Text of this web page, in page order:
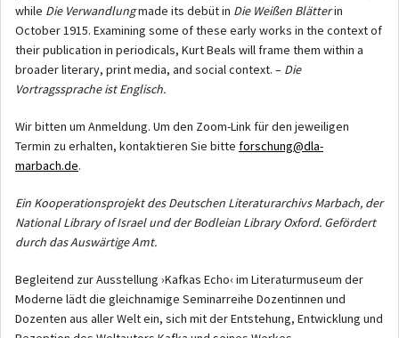
while Die Verwandlungmade its debüt in Die Weißen Blätterin
October 1915. Examining some of these early works in the context of
their publication in periodicals, Kurt Beals will frame them within a
broader literary, print media, and social context. – Die
Vortragssprache ist Englisch.
Wir bitten um Anmeldung. Um den Zoom-Link für den jeweiligen
Termin zu erhalten, kontaktieren Sie bitte forschung@dla-
marbach.de.
Ein Kooperationsprojekt des Deutschen Literaturarchivs Marbach, der
National Library of Israel und der Bodleian Library Oxford. Gefördert
durch das Auswärtige Amt.
Begleitend zur Ausstellung ›Kafkas Echo‹ im Literaturmuseum der
Moderne lädt die gleichnamige Seminarreihe Dozentinnen und
Dozenten aus aller Welt ein, sich mit der Entstehung, Entwicklung und